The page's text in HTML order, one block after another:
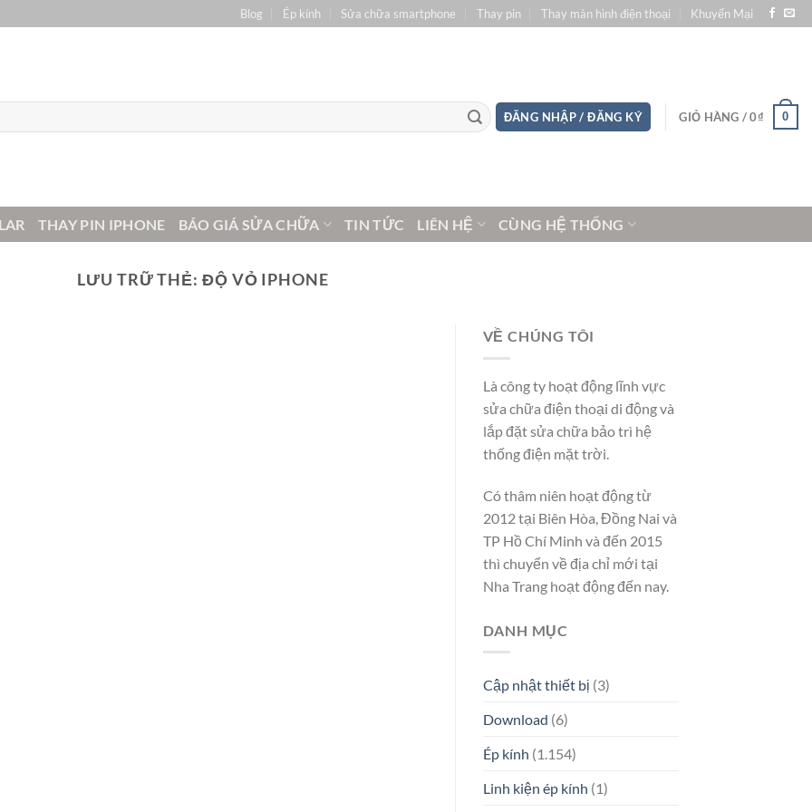
Blog Ép kính Sửa chữa smartphone Thay pin Thay màn hình điện thoại Khuyến Mại
ĐĂNG NHẬP / ĐĂNG KÝ GIỎ HÀNG /0₫ 0
THAY PIN IPHONE BÁO GIÁ SỬA CHỮA TIN TỨC LIÊN HỆ CÙNG HỆ THỐNG
LƯU TRỮ THẺ: ĐỘ VỎ IPHONE
VỀ CHÚNG TÔI
Là công ty hoạt động lĩnh vực
sửa chữa điện thoại di động và
lắp đặt sửa chữa bảo trì hệ
thống điện mặt trời.
Có thâm niên hoạt động từ
2012 tại Biên Hòa, Đồng Nai và
TP Hồ Chí Minh và đến 2015
thì chuyển về địa chỉ mới tại
Nha Trang hoạt động đến nay.
DANH MỤC
Cập nhật thiết bị (3)
Download (6)
Ép kính (1.154)
Linh kiện ép kính (1)